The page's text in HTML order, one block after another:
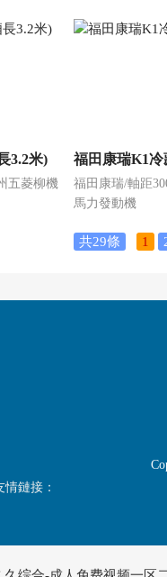
3.2米)
五菱柳機
福田康瑞K1冷
福田康瑞/軸距
馬力發動機
共29條 1
情鏈接：